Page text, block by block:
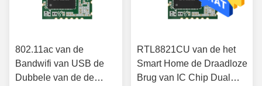
802.11ac van de
Bandwifi van USB de
Dubbele van de de
RTL8821CU van de het
Smart Home de Draadloze
Brug van IC Chip Dual